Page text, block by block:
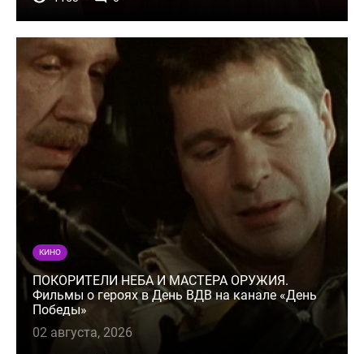
КИНО
ПОКОРИТЕЛИ НЕБА И МАСТЕРА ОРУЖИЯ.
Фильмы о героях в День ВДВ на канале «День
Победы»
02 августа, 2026